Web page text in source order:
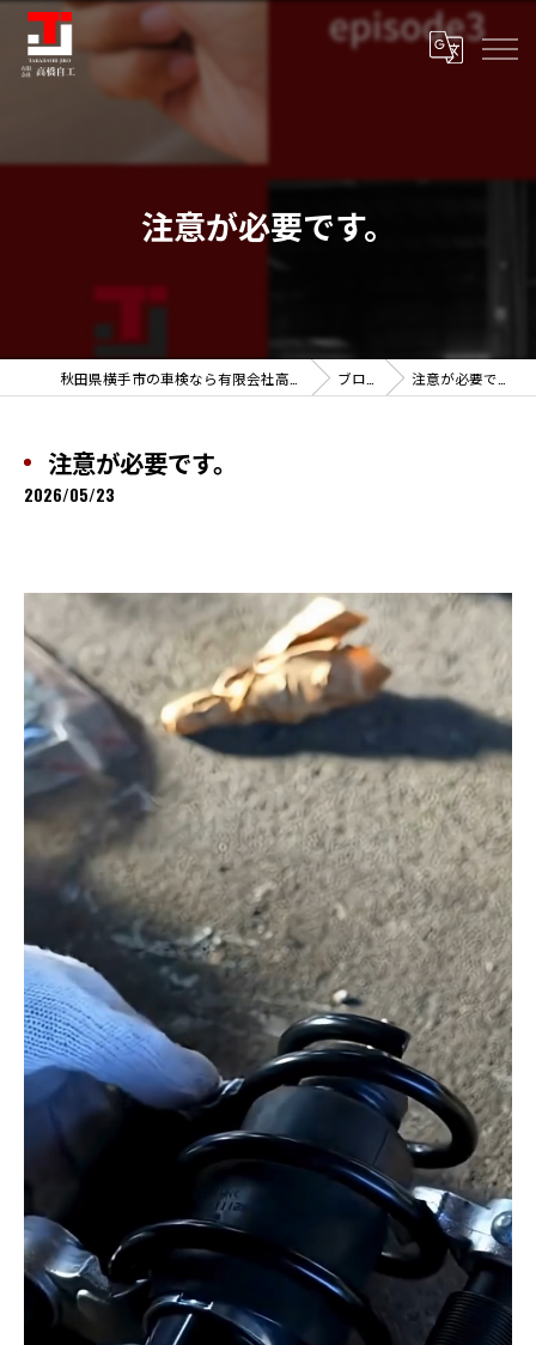
注意が必要です。
ブログ 注意が必要です。
注意が必要です。
2026/05/23